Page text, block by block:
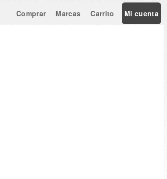
Comprar Marcas Carrito Mi cuenta